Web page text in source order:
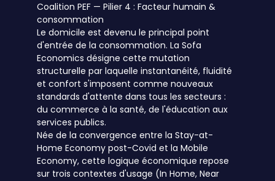
Coalition PEF — Pilier 4 : Facteur humain &
consommation
Le domicile est devenu le principal point
d'entrée de la consommation. La Sofa
Economics désigne cette mutation
structurelle par laquelle instantanéité, fluidité
et confort s'imposent comme nouveaux
standards d'attente dans tous les secteurs :
du commerce à la santé, de l'éducation aux
services publics.
Née de la convergence entre la Stay-at-
Home Economy post-Covid et la Mobile
Economy, cette logique économique repose
sur trois contextes d'usage (In Home, Near